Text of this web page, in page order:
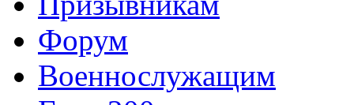
Форум
Военнослужащим